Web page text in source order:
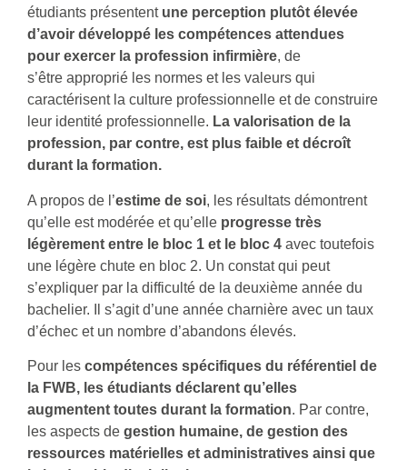
étudiants présentent une perception plutôt élevée
d’avoir développé les compétences attendues
pour exercer la profession infirmière, de
s’être approprié les normes et les valeurs qui
caractérisent la culture professionnelle et de construire
leur identité professionnelle. La valorisation de la
profession, par contre, est plus faible et décroît
durant la formation.
A propos de l’estime de soi, les résultats démontrent
qu’elle est modérée et qu’elle progresse très
légèrement entre le bloc 1 et le bloc 4 avec toutefois
une légère chute en bloc 2. Un constat qui peut
s’expliquer par la difficulté de la deuxième année du
bachelier. Il s’agit d’une année charnière avec un taux
d’échec et un nombre d’abandons élevés.
Pour les compétences spécifiques du référentiel de
la FWB, les étudiants déclarent qu’elles
augmentent toutes durant la formation. Par contre,
les aspects de gestion humaine, de gestion des
ressources matérielles et administratives ainsi que